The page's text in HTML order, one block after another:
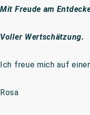
Mit Freude am
Voller Wertschätzung.
Ich freue mich auf
Rosa